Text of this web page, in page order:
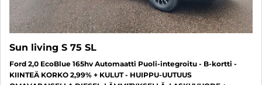
Sun living S 75 SL
Ford 2,0 EcoBlue 165hv Automaatti Puoli-integroitu - B-kortti -
KIINTEÄ KORKO 2,99% + KULUT - HUIPPU-UUTUUS